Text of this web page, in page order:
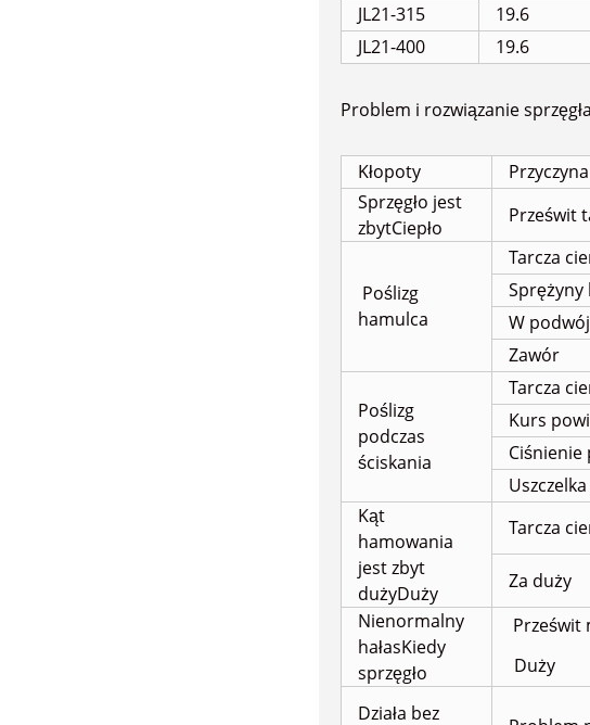
JL21-315
19.6
JL21-400
19.6
Problem i rozwiązanie sprzęgła
Kłopoty Przyczyna
Sprzęgło jest
zbytCiepło
Prześwit
Poślizg
hamulca
Tarcza
Sprężyny
W
Zawór
Poślizg
podczas
ściskania
Tarcza
Kurs
Ciśnienie
Kąt
hamowania
jest zbyt
dużyDuży
Tarcza
Za duży
Nienormalny
hałasKiedy
sprzęgło
Prześwit
Duży
Działa bez